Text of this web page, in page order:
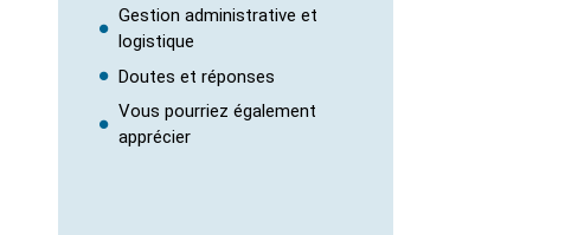
Gestion administrative et
logistique
Doutes et réponses
Vous pourriez également
apprécier